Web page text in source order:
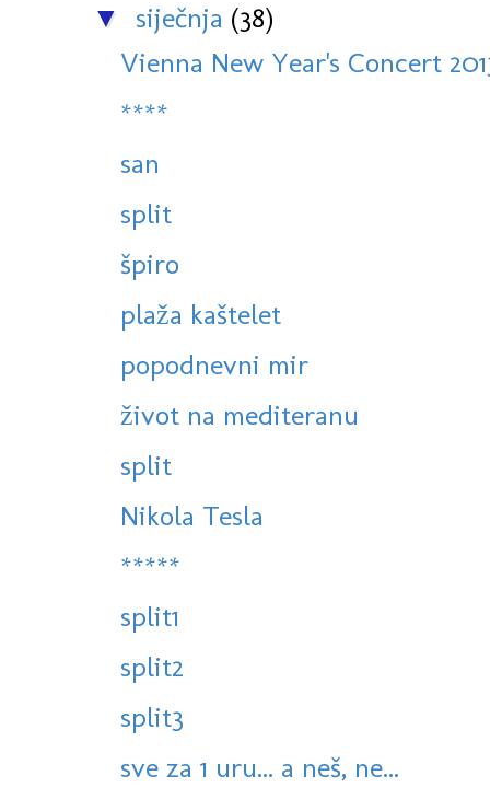
▼ siječnja (38)
Vienna New Year's Concert
****
san
split
špiro
plaža kaštelet
popodnevni mir
život na mediteranu
split
Nikola Tesla
*****
split1
split2
split3
sve za 1 uru... a neš, ne...